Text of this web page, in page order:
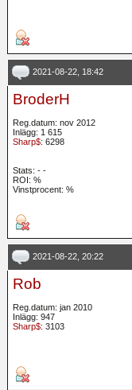
2021-08-22, 18:42
BroderH
Reg.datum: nov 2012
Inlägg: 1 615
Sharp$: 6298
Stats: - -
ROI: %
Vinstprocent: %
2021-08-22, 20:22
Rob
Reg.datum: jan 2010
Inlägg: 947
Sharp$: 3103